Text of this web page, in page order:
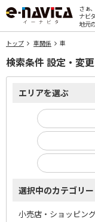
さぁ
ナビ
地元
トップ 車関係 車
検索条件 設定・変更
エリアを選ぶ
選択中のカテゴリー
小売店・ショッピン